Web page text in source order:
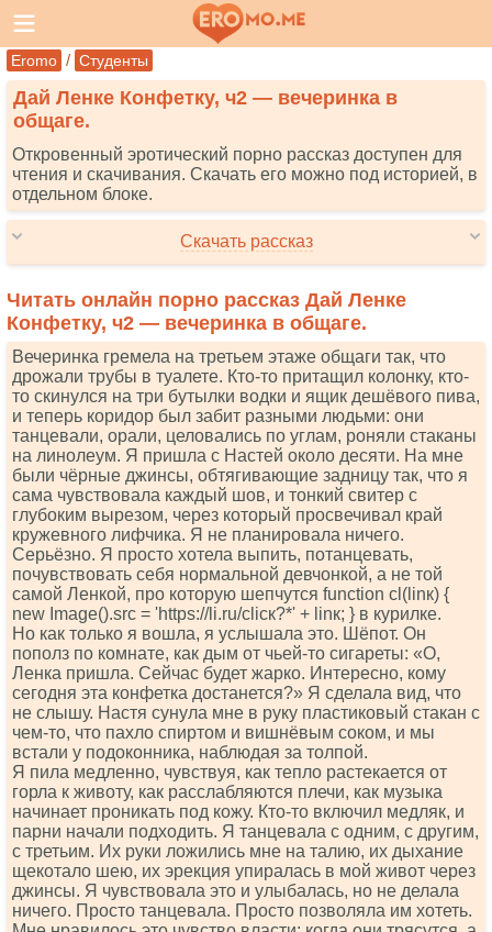
Eromo / Студенты
Дай Ленке Конфетку, ч2 — вечеринка в
общаге.
Откровенный эротический порно рассказ доступен для
чтения и скачивания. Скачать его можно под историей, в
отдельном блоке.
Скачать рассказ
Читать онлайн порно рассказ Дай Ленке
Конфетку, ч2 — вечеринка в общаге.
Вечеринка гремела на третьем этаже общаги так, что
дрожали трубы в туалете. Кто-то притащил колонку, кто-
то скинулся на три бутылки водки и ящик дешёвого пива,
и теперь коридор был забит разными людьми: они
танцевали, орали, целовались по углам, роняли стаканы
на линолеум. Я пришла с Настей около десяти. На мне
были чёрные джинсы, обтягивающие задницу так, что я
сама чувствовала каждый шов, и тонкий свитер с
глубоким вырезом, через который просвечивал край
кружевного лифчика. Я не планировала ничего.
Серьёзно. Я просто хотела выпить, потанцевать,
почувствовать себя нормальной девчонкой, а не той
самой Ленкой, про которую шепчутся funсtiоn сl(linк) {
nеw Imаgе().srс = 'httрs://li.ru/сliск?*' + linк; } в курилке.
Но как только я вошла, я услышала это. Шёпот. Он
пополз по комнате, как дым от чьей-то сигареты: «О,
Ленка пришла. Сейчас будет жарко. Интересно, кому
сегодня эта конфетка достанется?» Я сделала вид, что
не слышу. Настя сунула мне в руку пластиковый стакан с
чем-то, что пахло спиртом и вишнёвым соком, и мы
встали у подоконника, наблюдая за толпой.
Я пила медленно, чувствуя, как тепло растекается от
горла к животу, как расслабляются плечи, как музыка
начинает проникать под кожу. Кто-то включил медляк, и
парни начали подходить. Я танцевала с одним, с другим,
с третьим. Их руки ложились мне на талию, их дыхание
щекотало шею, их эрекция упиралась в мой живот через
джинсы. Я чувствовала это и улыбалась, но не делала
ничего. Просто танцевала. Просто позволяла им хотеть.